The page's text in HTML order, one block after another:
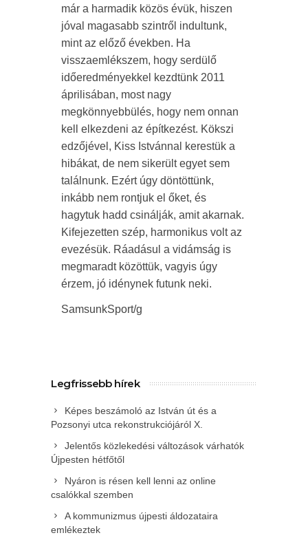
már a harmadik közös évük, hiszen
jóval magasabb szintről indultunk,
mint az előző években. Ha
visszaemlékszem, hogy serdülő
időeredményekkel kezdtünk 2011
áprilisában, most nagy
megkönnyebbülés, hogy nem onnan
kell elkezdeni az építkezést. Kökszi
edzőjével, Kiss Istvánnal kerestük a
hibákat, de nem sikerült egyet sem
találnunk. Ezért úgy döntöttünk,
inkább nem rontjuk el őket, és
hagytuk hadd csinálják, amit akarnak.
Kifejezetten szép, harmonikus volt az
evezésük. Ráadásul a vidámság is
megmaradt közöttük, vagyis úgy
érzem, jó idénynek futunk neki.
SamsunkSport/g
Legfrissebb hírek
Képes beszámoló az István út és a
Pozsonyi utca rekonstrukciójáról X.
Jelentős közlekedési változások várhatók
Újpesten hétfőtől
Nyáron is résen kell lenni az online
csalókkal szemben
A kommunizmus újpesti áldozataira
emlékeztek